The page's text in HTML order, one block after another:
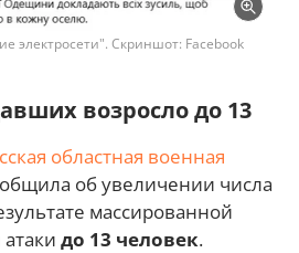
электросети". Скриншот: Facebook
возросло до 13
областная военная
об увеличении числа
массированной
до 13 человек.